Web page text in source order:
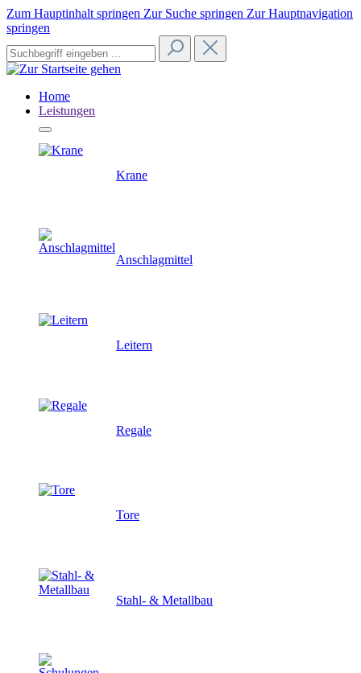
Zum Hauptinhalt springen Zur Suche springen Zur Hauptnavigation
springen
Home
Leistungen
Krane
Anschlagmittel
Leitern
Regale
Tore
Stahl- & Metallbau